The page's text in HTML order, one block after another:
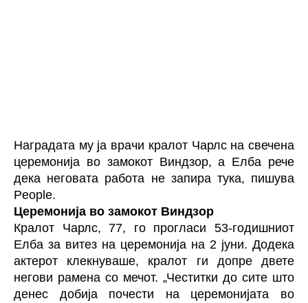
Наградата му ја врачи кралот Чарлс на свечена
церемонија во замокот Виндзор, а Елба рече
дека неговата работа не запира тука, пишува
People.
Церемонија во замокот Виндзор
Кралот Чарлс, 77, го прогласи 53-годишниот
Елба за витез на церемонија на 2 јуни. Додека
актерот клекнуваше, кралот ги допре двете
негови рамена со мечот. „Честитки до сите што
денес добија почести на церемонијата во